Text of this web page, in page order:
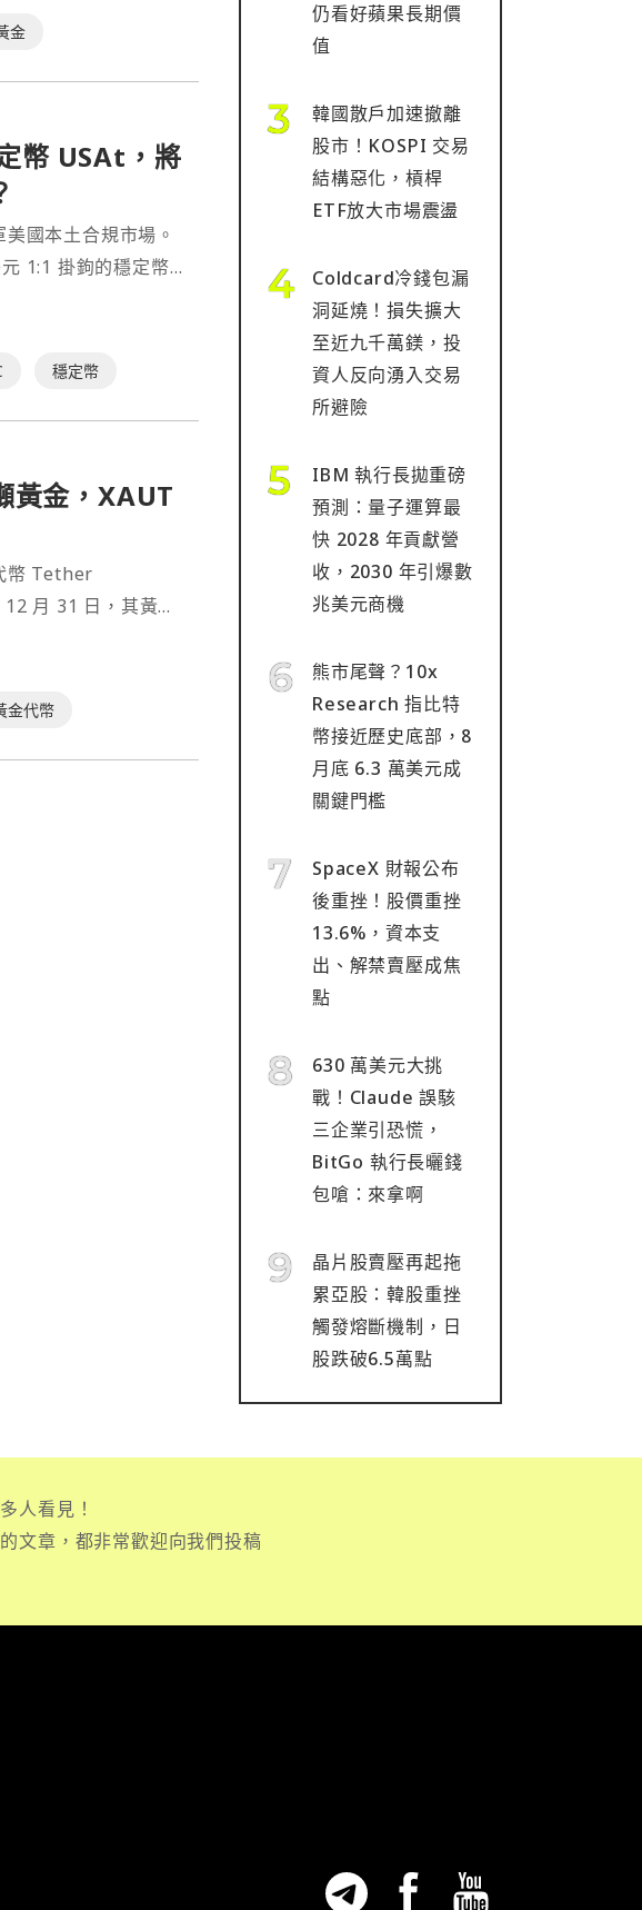
金
幣 USAt，將
國本土合規市場。
1:1 掛鉤的穩定幣
穩定幣
黃金，XAUT
幣 Tether
月 31 日，其黃金
約為 22.5 億美元。
加約 27 公噸黃金
金代幣
仍看好蘋果長期價
值
韓國散戶加速撤離
股市！KOSPI 交易
結構惡化，槓桿
ETF放大市場震盪
Coldcard冷錢包漏
洞延燒！損失擴大
至近九千萬鎂，投
資人反向湧入交易
所避險
IBM 執行長拋重磅
預測：量子運算最
快 2028 年貢獻營
收，2030 年引爆數
兆美元商機
熊市尾聲？10x
Research 指比特
幣接近歷史底部，8
月底 6.3 萬美元成
關鍵門檻
SpaceX 財報公布
後重挫！股價重挫
13.6%，資本支
出、解禁賣壓成焦
點
630 萬美元大挑
戰！Claude 誤駭
三企業引恐慌，
BitGo 執行長曬錢
包嗆：來拿啊
晶片股賣壓再起拖
累亞股：韓股重挫
觸發熔斷機制，日
股跌破6.5萬點
人看見！
文章，都非常歡迎向我們投稿